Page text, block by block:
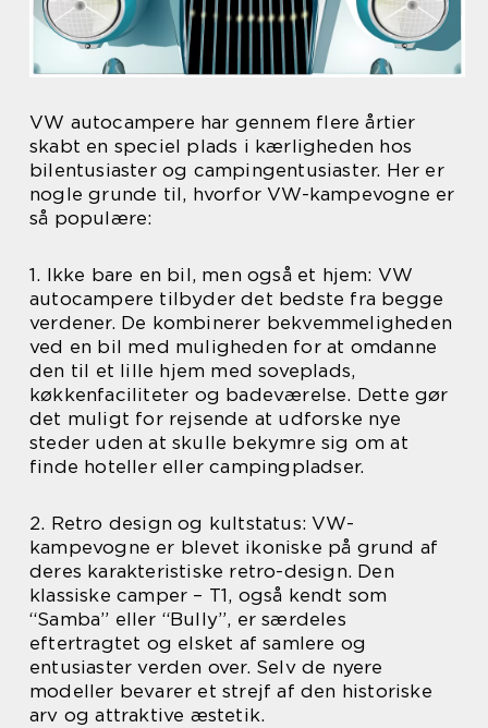
VW autocampere har gennem flere årtier
skabt en speciel plads i kærligheden hos
bilentusiaster og campingentusiaster. Her er
nogle grunde til, hvorfor VW-kampevogne er
så populære:
1. Ikke bare en bil, men også et hjem: VW
autocampere tilbyder det bedste fra begge
verdener. De kombinerer bekvemmeligheden
ved en bil med muligheden for at omdanne
den til et lille hjem med soveplads,
køkkenfaciliteter og badeværelse. Dette gør
det muligt for rejsende at udforske nye
steder uden at skulle bekymre sig om at
finde hoteller eller campingpladser.
2. Retro design og kultstatus: VW-
kampevogne er blevet ikoniske på grund af
deres karakteristiske retro-design. Den
klassiske camper – T1, også kendt som
“Samba” eller “Bully”, er særdeles
eftertragtet og elsket af samlere og
entusiaster verden over. Selv de nyere
modeller bevarer et strejf af den historiske
arv og attraktive æstetik.